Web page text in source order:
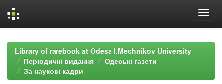
navigationLibrary of rarebook at Odesa I.Mechnikov University
Періодичні видання
Одеські газети
За наукові кадри